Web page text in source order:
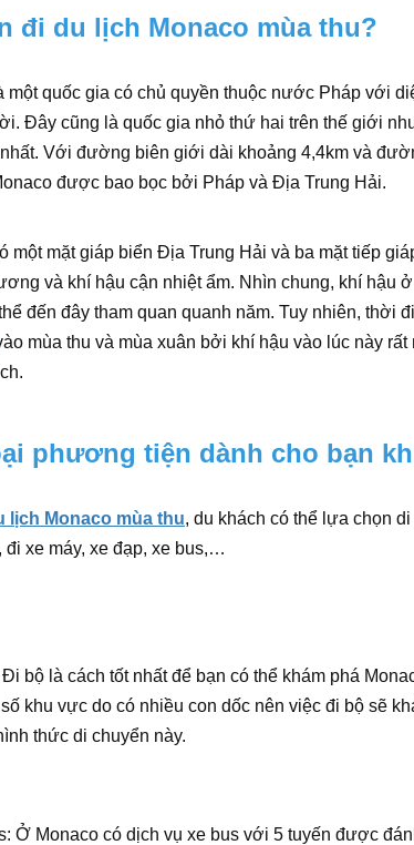
đi du lịch Monaco mùa thu?
một quốc gia có chủ quyền thuộc nước Pháp với
Đây cũng là quốc gia nhỏ thứ hai trên thế giới
Với đường biên giới dài khoảng 4,4km và
được bao bọc bởi Pháp và Địa Trung Hải.
một mặt giáp biển Địa Trung Hải và ba mặt tiếp
và khí hậu cận nhiệt ẩm. Nhìn chung, khí hậu
đến đây tham quan quanh năm. Tuy nhiên, thời
mùa thu và mùa xuân bởi khí hậu vào lúc này
phương tiện dành cho bạn
lịch Monaco mùa thu, du khách có thể lựa chọn
đi xe máy, xe đạp, xe bus,…
bộ là cách tốt nhất để bạn có thể khám phá
khu vực do có nhiều con dốc nên việc đi bộ sẽ
thức di chuyển này.
Ở Monaco có dịch vụ xe bus với 5 tuyến được